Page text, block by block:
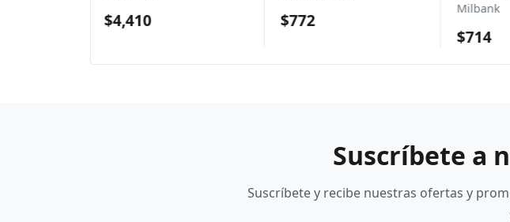
$772 $735
Suscríbete a
Suscríbete y recibe nuestras ofertas y